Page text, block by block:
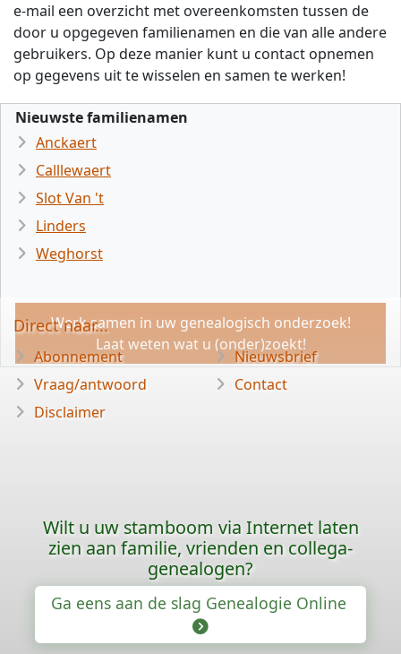
e-mail een overzicht met overeenkomsten tussen de
door u opgegeven familienamen en die van alle andere
gebruikers. Op deze manier kunt u contact opnemen
op gegevens uit te wisselen en samen te werken!
Nieuwste familienamen
Anckaert
Calllewaert
Slot Van 't
Linders
Weghorst
Werk samen in uw genealogisch onderzoek!
Laat weten wat u (onder)zoekt!
Direct naar...
Abonnement
Vraag/antwoord
Disclaimer
Nieuwsbrief
Contact
Wilt u uw stamboom via Internet laten
zien aan familie, vrienden en collega-
genealogen?
Ga eens aan de slag Genealogie Online